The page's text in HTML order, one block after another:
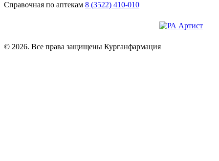
Справочная по аптекам 8 (3522) 410-010
© 2026. Все права защищены Курганфармация